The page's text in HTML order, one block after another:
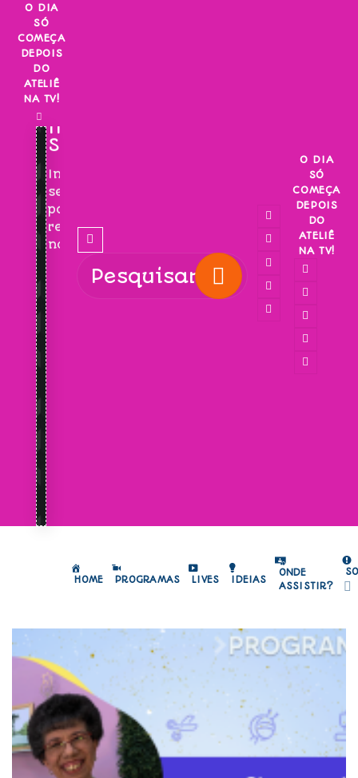
Skip
content
O DIA
SÓ
COMEÇA
DEPOIS
DO
ATELIÊ
NA TV!
INSCREVA-
SE!
Inscreva-
se
para
receber
novidades!
O DIA
SÓ
COMEÇA
DEPOIS
DO
ATELIÊ
NA TV!
HOME PROGRAMAS LIVES IDEIAS
ONDE
ASSISTIR?